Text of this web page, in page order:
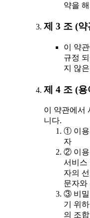
약을
제 3 조 (
이 약
규정
지 않
제 4 조 (
이 약관에서
니다.
① 이용
자
② 이용
서비스
자의
문자와
③ 비밀
기 위
의 조합